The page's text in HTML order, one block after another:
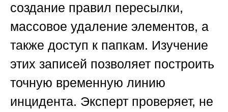
создание правил пересылки,
массовое удаление элементов, а
также доступ к папкам. Изучение
этих записей позволяет построить
точную временную линию
инцидента. Эксперт проверяет, не